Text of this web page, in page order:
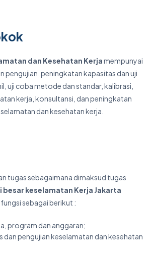
dan Kesehatan Kerjamempunyai
pengujian, peningkatan kapasitas dan uji
uji coba metode dan standar, kalibrasi,
kerja, konsultansi, dan peningkatan
dan kesehatan kerja.
tugas sebagaimana dimaksud tugas
besar keselamatan Kerja Jakarta
sebagai berikut :
program dan anggaran;
dan pengujian keselamatan dan kesehatan